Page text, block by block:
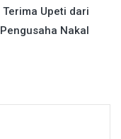
Terima Upeti dari
Pengusaha Nakal